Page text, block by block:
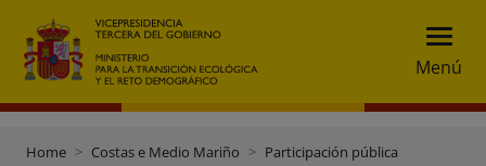
Menú
Home Costas e Medio Mariño Participación pública